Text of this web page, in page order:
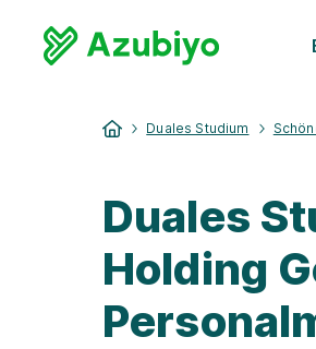
Duales Studium
Duales
Holding